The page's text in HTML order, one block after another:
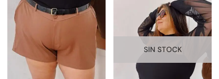
SIN STOCK